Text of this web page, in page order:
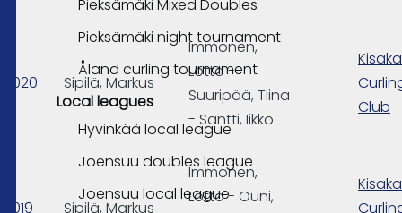
Pieksämäki Mixed Doubles
Pieksämäki night tournament
Åland curling tournament
Local leagues
Hyvinkää local league
Joensuu doubles league
Joensuu local league
2020 Sipilä, Markus
Immonen,
Lotta -
Suuripää, Tiina
- Säntti, Iikko
Club
2019 Sipilä, Markus
Immonen,
Lotta - Ouni,